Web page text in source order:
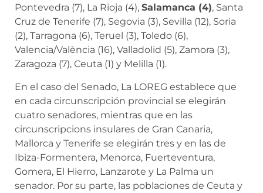
Pontevedra (7), La Rioja (4), Salamanca (4), Santa
Cruz de Tenerife (7), Segovia (3), Sevilla (12), Soria
(2), Tarragona (6), Teruel (3), Toledo (6),
Valencia/València (16), Valladolid (5), Zamora (3),
Zaragoza (7), Ceuta (1) y Melilla (1).
En el caso del Senado, La LOREG establece que
en cada circunscripción provincial se elegirán
cuatro senadores, mientras que en las
circunscripcions insulares de Gran Canaria,
Mallorca y Tenerife se elegirán tres y en las de
Ibiza-Formentera, Menorca, Fuerteventura,
Gomera, El Hierro, Lanzarote y La Palma un
senador. Por su parte, las poblaciones de Ceuta y